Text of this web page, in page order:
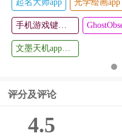
学习时代
官方版
查看
永鼎电管
家软件
查看
文墨天机紫薇斗数app
评分及评论
4.5